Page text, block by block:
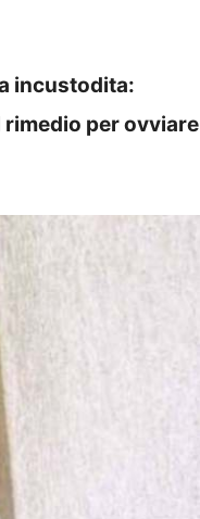
incustodita:
rimedio per ovviare